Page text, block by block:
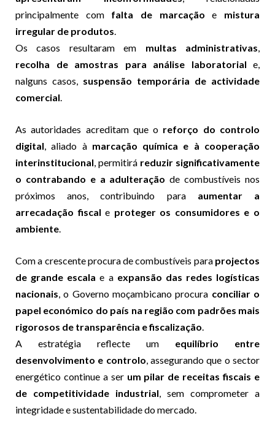
principalmente com falta de marcação e mistura
irregular de produtos.
Os casos resultaram em multas administrativas,
recolha de amostras para análise laboratorial e,
nalguns casos, suspensão temporária de actividade
comercial.
As autoridades acreditam que o reforço do controlo
digital, aliado à marcação química e à cooperação
interinstitucional, permitirá reduzir significativamente
o contrabando e a adulteração de combustíveis nos
próximos anos, contribuindo para aumentar a
arrecadação fiscal e proteger os consumidores e o
ambiente.
Com a crescente procura de combustíveis para projectos
de grande escala e a expansão das redes logísticas
nacionais, o Governo moçambicano procura conciliar o
papel económico do país na região com padrões mais
rigorosos de transparência e fiscalização.
A estratégia reflecte um equilíbrio entre
desenvolvimento e controlo, assegurando que o sector
energético continue a ser um pilar de receitas fiscais e
de competitividade industrial, sem comprometer a
integridade e sustentabilidade do mercado.